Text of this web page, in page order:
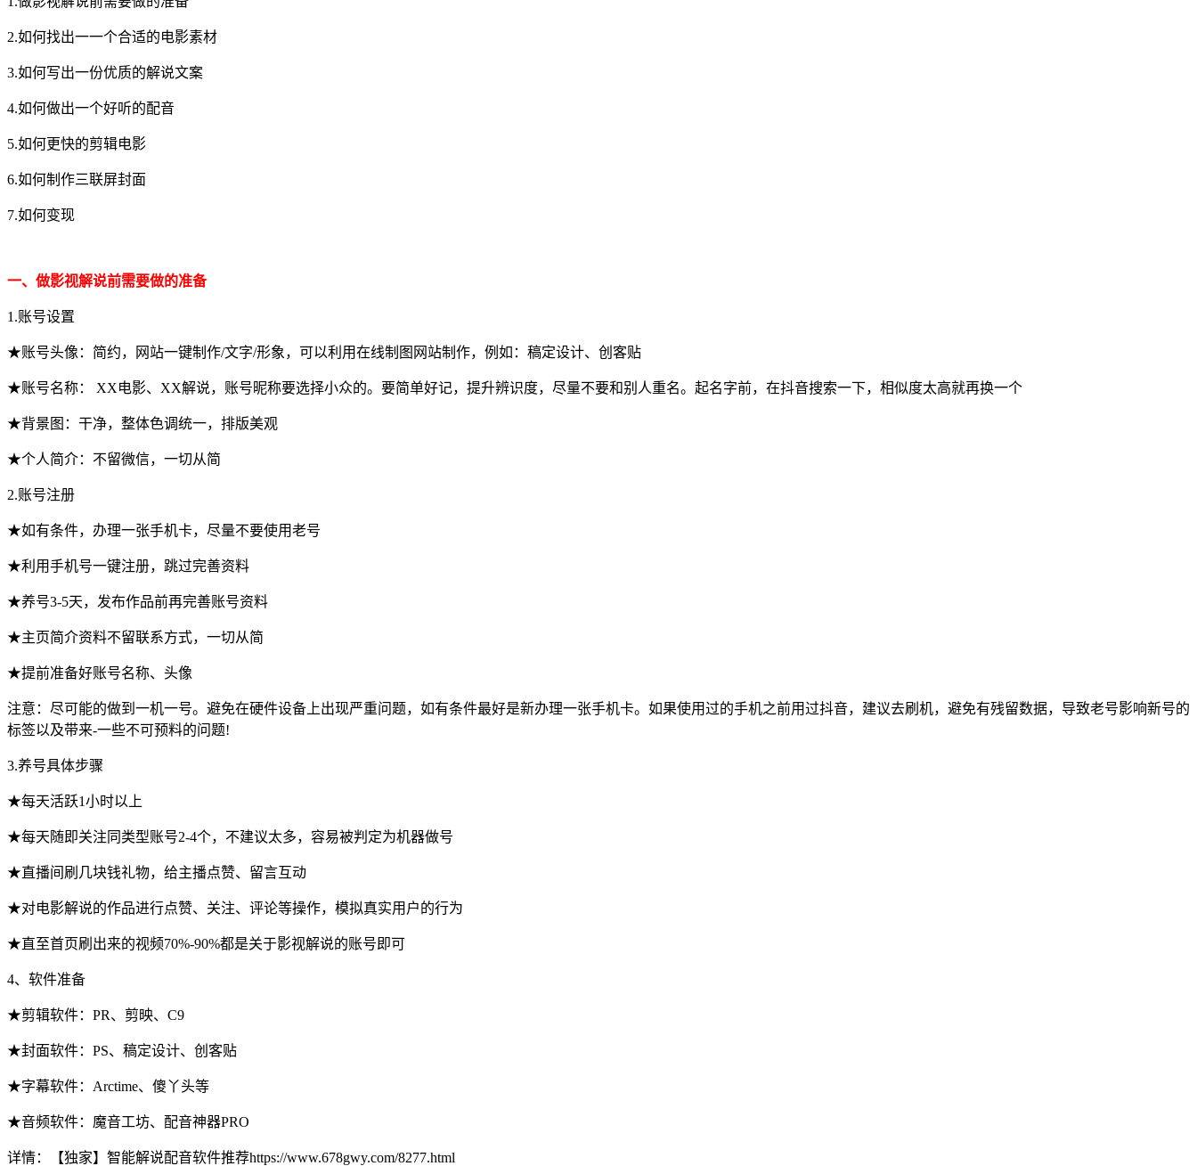
2.如何找出一一个合适的电影素材
3.如何写出一份优质的解说文案
4.如何做出一个好听的配音
5.如何更快的剪辑电影
6.如何制作三联屏封面
7.如何变现
一、做影视解说前需要做的准备
1.账号设置
★账号头像：简约，网站一键制作/文字/形象，可以利用在线制图网站制作，例如：稿定设计、创客贴
★账号名称： XX电影、XX解说，账号昵称要选择小众的。要简单好记，提升辨识度，尽量不要和别人重名。起名字前，在抖音搜索一下，相似度太高就再换一个
★背景图：干净，整体色调统一，排版美观
★个人简介：不留微信，一切从简
2.账号注册
★如有条件，办理一张手机卡，尽量不要使用老号
★利用手机号一键注册，跳过完善资料
★养号3-5天，发布作品前再完善账号资料
★主页简介资料不留联系方式，一切从简
★提前准备好账号名称、头像
注意：尽可能的做到一机一号。避免在硬件设备上出现严重问题，如有条件最好是新办理一张手机卡。如果使用过的手机之前用过抖音，建议去刷机，避免有残留数据，导致老号影响新号的
标签以及带来-一些不可预料的问题!
3.养号具体步骤
★每天活跃1小时以上
★每天随即关注同类型账号2-4个，不建议太多，容易被判定为机器做号
★直播间刷几块钱礼物，给主播点赞、留言互动
★对电影解说的作品进行点赞、关注、评论等操作，模拟真实用户的行为
★直至首页刷出来的视频70%-90%都是关于影视解说的账号即可
4、软件准备
★剪辑软件：PR、剪映、C9
★封面软件：PS、稿定设计、创客贴
★字幕软件：Arctime、傻丫头等
★音频软件：魔音工坊、配音神器PRO
详情：【独家】智能解说配音软件推荐https://www.678gwy.com/8277.html